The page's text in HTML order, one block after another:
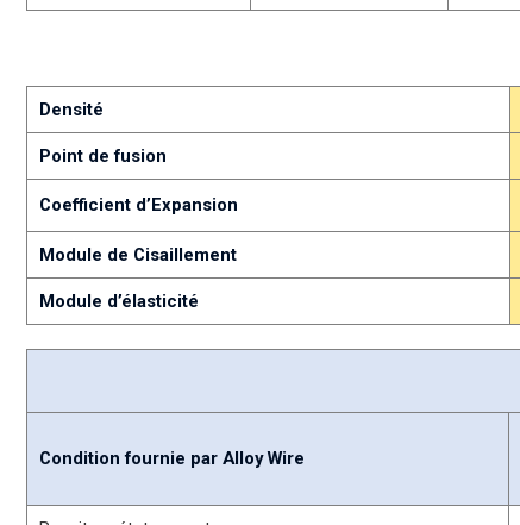
Densité
Point de fusion
Coefficient d’Expansion
Module de Cisaillement
Module d’élasticité
Condition fournie par Alloy Wire